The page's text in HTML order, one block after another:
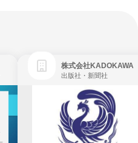
株式会社KADOKAWA
出版社・新聞社